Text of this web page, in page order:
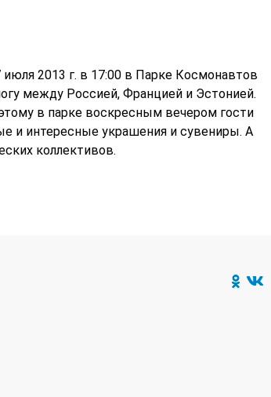
2013 г. в 17:00 в Парке Космонавтов
между Россией, Францией и Эстонией.
в парке воскресным вечером гости
и интересные украшения и сувениры. А
коллективов.